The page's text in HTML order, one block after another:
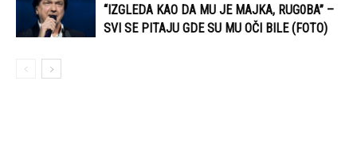
“IZGLEDA KAO DA MU JE MAJKA, RUG0BA” –
SVI SE PITAJU GDE SU MU OČI BILE (FOTO)